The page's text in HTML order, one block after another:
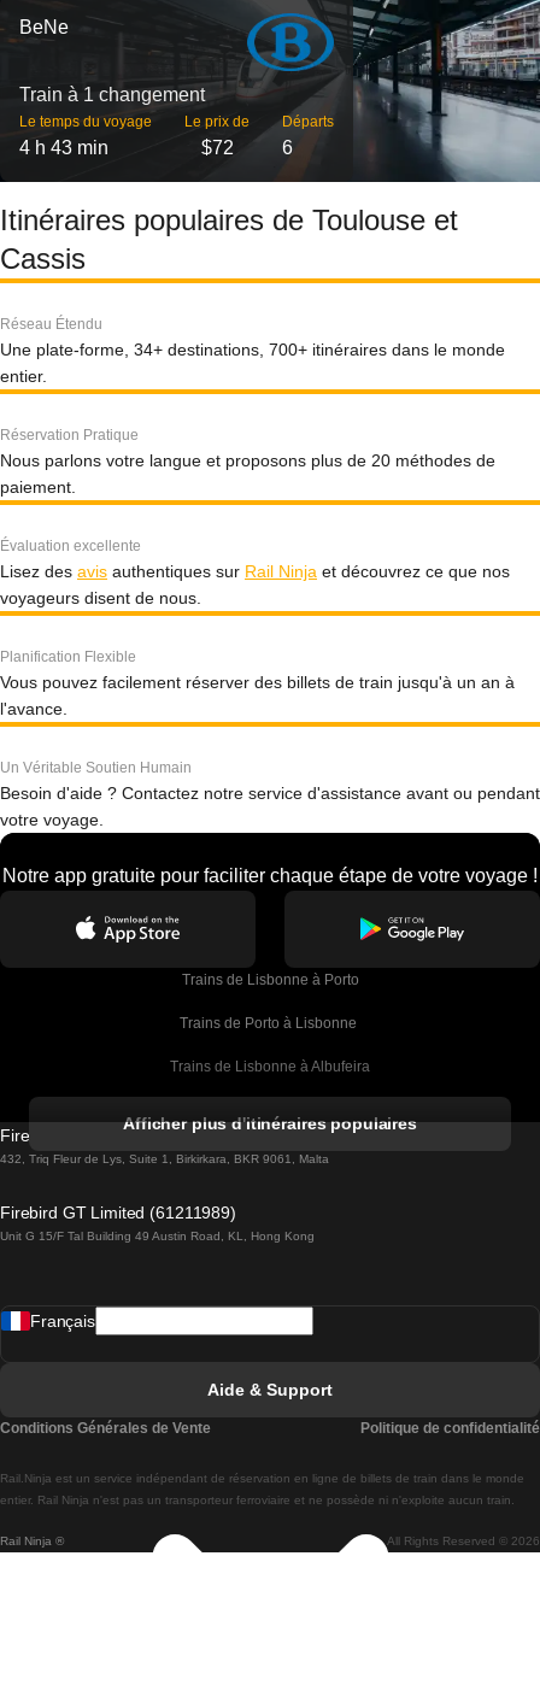
BeNe
Train à 1 changement
Le temps du voyage
4 h 43 min
Le prix de
$72
Départs
6
Itinéraires populaires de Toulouse et
Cassis
Réseau Étendu
Une plate-forme, 34+ destinations, 700+ itinéraires dans le monde
entier.
Réservation Pratique
Nous parlons votre langue et proposons plus de 20 méthodes de
paiement.
Évaluation excellente
Lisez des avis authentiques sur Rail Ninja et découvrez ce que nos
voyageurs disent de nous.
Planification Flexible
Vous pouvez facilement réserver des billets de train jusqu'à un an à
l'avance.
Un Véritable Soutien Humain
Besoin d'aide ? Contactez notre service d'assistance avant ou pendant
votre voyage.
Notre app gratuite pour faciliter chaque étape de votre voyage !
Trains de Lisbonne à Porto
Trains de Porto à Lisbonne
Trains de Lisbonne à Albufeira
Trains de Lisbonne à Lagos
Trains de Lisbonne à Madrid
Trains de Lisbonne à Braga
Trains de Braga à Lisbonne
Afficher plus d'itinéraires populaires
Firebird GT Limited (OC 1451)
432, Triq Fleur de Lys, Suite 1, Birkirkara, BKR 9061, Malta
Firebird GT Limited (61211989)
Unit G 15/F Tal Building 49 Austin Road, KL, Hong Kong
Rail Ninja ® All Rights Reserved © 2026
Rail.Ninja est un service indépendant de réservation en ligne de billets de train dans le monde
entier. Rail Ninja n'est pas un transporteur ferroviaire et ne possède ni n'exploite aucun train.
Français
Aide & Support
Conditions Générales de Vente Politique de confidentialité